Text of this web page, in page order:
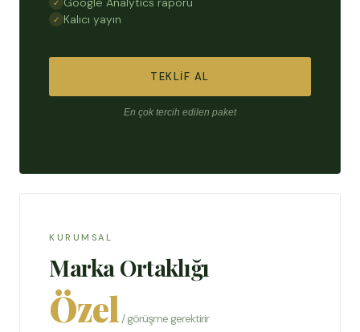
Kalıcı yayın
TEKLIF AL
En çok tercih edilen paket
KURUMSAL
Marka Ortaklığı
Özel/ görüşme gerektirir